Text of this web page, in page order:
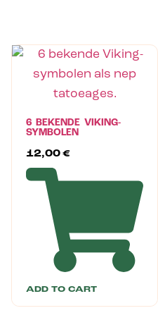
6 BEKENDE VIKING-
SYMBOLEN
12,00 €
ADD TO CART